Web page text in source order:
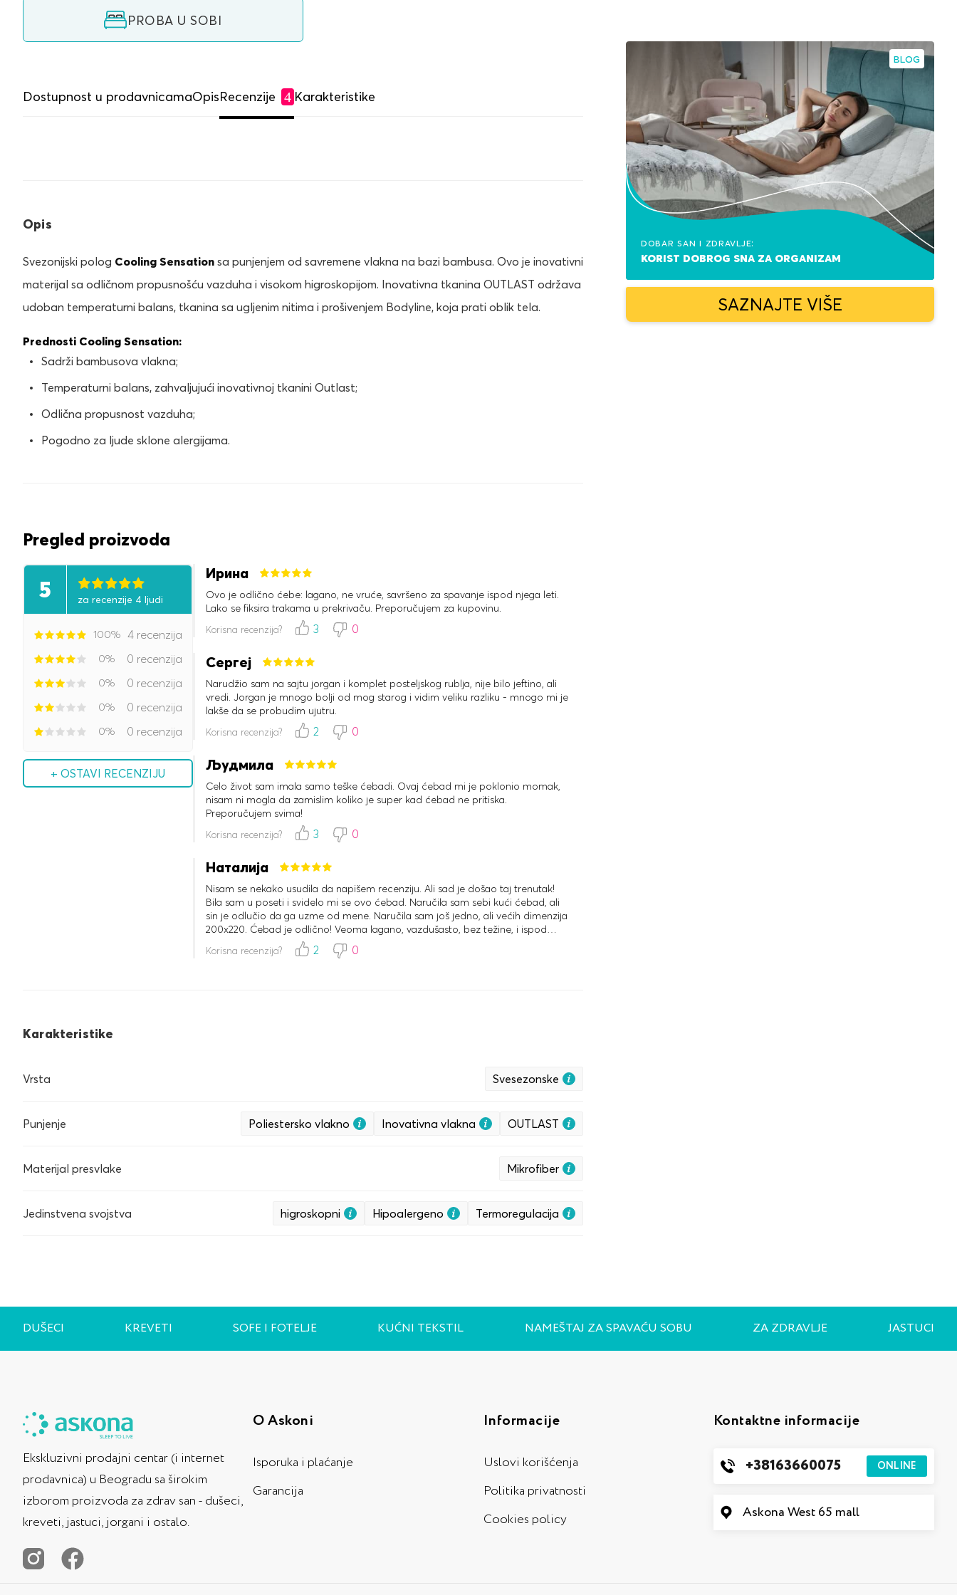
PROBA U SOBI
Dostupnost u prodavnicamaOpisRecenzije 4 Karakteristike
Opis
Svezonijski polog Cooling Sensation sa punjenjem od savremene vlakna na bazi bambusa. Ovo je inovativni
materijal sa odličnom propusnošću vazduha i visokom higroskopijom. Inovativna tkanina OUTLAST održava
udoban temperaturni balans, tkanina sa ugljenim nitima i prošivenjem Bodyline, koja prati oblik tela.
Prednosti Cooling Sensation:
Sadrži bambusova vlakna;
Temperaturni balans, zahvaljujući inovativnoj tkanini Outlast;
Odlična propusnost vazduha;
Pogodno za ljude sklone alergijama.
Pregled proizvoda
5 za recenzije 4 ljudi
100% 4 recenzija
0% 0 recenzija
0% 0 recenzija
0% 0 recenzija
0% 0 recenzija
+ OSTAVI RECENZIJU
Ирина
Ovo je odlično ćebe: lagano, ne vruće, savršeno za spavanje ispod njega leti.
Lako se fiksira trakama u prekrivaču. Preporučujem za kupovinu.
Korisna recenzija? 3 0
Сергеј
Narudžio sam na sajtu jorgan i komplet posteljskog rublja, nije bilo jeftino, ali
vredi. Jorgan je mnogo bolji od mog starog i vidim veliku razliku - mnogo mi je
lakše da se probudim ujutru.
Korisna recenzija? 2 0
Људмила
Celo život sam imala samo teške ćebadi. Ovaj ćebad mi je poklonio momak,
nisam ni mogla da zamislim koliko je super kad ćebad ne pritiska.
Preporučujem svima!
Korisna recenzija? 3 0
Наталија
Nisam se nekako usudila da napišem recenziju. Ali sad je došao taj trenutak!
Bila sam u poseti i svidelo mi se ovo ćebad. Naručila sam sebi kući ćebad, ali
sin je odlučio da ga uzme od mene. Naručila sam još jedno, ali većih dimenzija
200x220. Ćebad je odlično! Veoma lagano, vazdušasto, bez težine, i ispod
ćebadi nije ni prevruće ni prehladno. Ako bih mogla da dam 10 zvezdica,
uradila bih to bez razmišljanja. Na tome sve.
Korisna recenzija? 2 0
Karakteristike
Vrsta Svesezonske
Punjenje Poliestersko vlakno Inovativna vlakna OUTLAST
Materijal presvlake Mikrofiber
Jedinstvena svojstva higroskopni Hipoalergeno Termoregulacija
BLOG
Dobar san i zdravlje:
korist dobrog sna za organizam
SAZNAJTE VIŠE
DUŠECI KREVETI SOFE I FOTELJE KUĆNI TEKSTIL NAMEŠTAJ ZA SPAVAĆU SOBU ZA ZDRAVLJE JASTUCI
Ekskluzivni prodajni centar (i internet
prodavnica) u Beogradu sa širokim
izborom proizvoda za zdrav san - dušeci,
kreveti, jastuci, jorgani i ostalo.
O Askoni
Isporuka i plaćanje
Garancija
Informacije
Uslovi korišćenja
Politika privatnosti
Cookies policy
Kontaktne informacije
+38163660075 ONLINE
Askona West 65 mall